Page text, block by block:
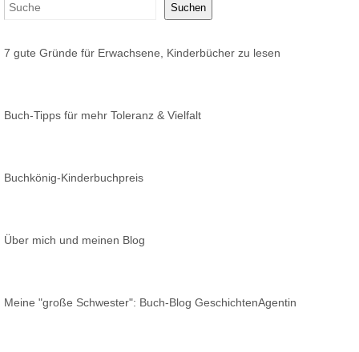
Suchen
7 gute Gründe für Erwachsene, Kinderbücher zu lesen
Buch-Tipps für mehr Toleranz & Vielfalt
Buchkönig-Kinderbuchpreis
Über mich und meinen Blog
Meine "große Schwester": Buch-Blog GeschichtenAgentin